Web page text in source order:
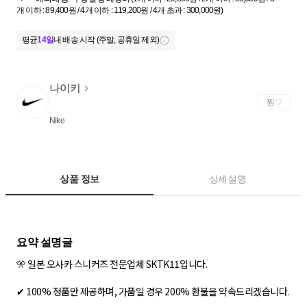
개 이하 : 89,400원 / 4개 이하 : 119,200원 / 4개 초과 : 300,000원)
평균14일내 배송 시작 (주말, 공휴일 제외)
나이키
Nike
찜
상품 정보 상세설명
요약 설명글
🎌 일본 오사카 스니커즈 전문업체 SKTK11입니다.
✔ 100% 정품만 제공하며, 가품일 경우 200% 환불을 약속드리겠습니다.